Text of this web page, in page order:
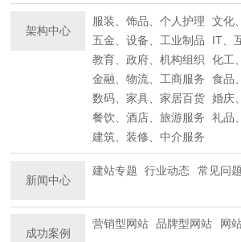
架构中心
服装、饰品、个人护理
文化
五金、设备、工业制品
IT、
教育、政府、机构组织
化工
金融、物流、工商服务
食品
数码、家具、家居百货 婚庆
餐饮、酒店、旅游服务
礼品
建筑、装修、中介服务
新闻中心
建站专题 行业动态 常见问题
成功案例
营销型网站 品牌型网站 网